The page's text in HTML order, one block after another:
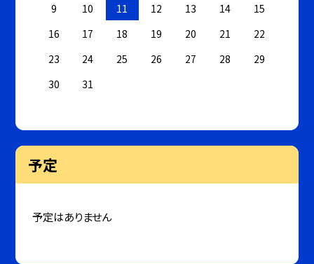
9
10 11 12 13 14
15
16
17 18 19 20 21
22
23
24 25 26 27 28
29
30
31
予定
予定はありません